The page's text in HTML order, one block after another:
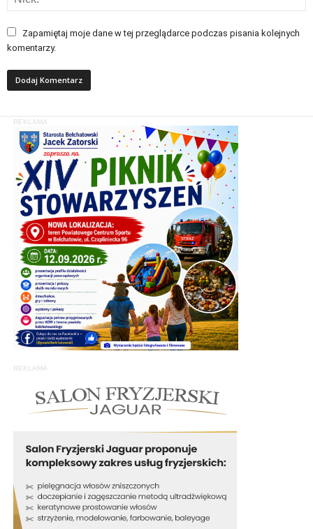
Zapamiętaj moje dane w tej przeglądarce podczas pisania kolejnych
komentarzy.
REKLAMA
REKLAMA